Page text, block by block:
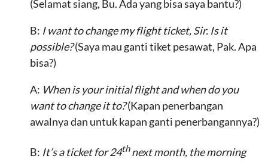
(Selamat siang, Bu. Ada yang bisa saya bantu?)
B: I want to change my flight ticket, Sir. Is it
possible?(Saya mau ganti tiket pesawat, Pak. Apa
bisa?)
A: When is your initial flight and when do you
want to change it to?(Kapan penerbangan
awalnya dan untuk kapan ganti penerbangannya?)
B: It’s a ticket for 24thnext month, the morning